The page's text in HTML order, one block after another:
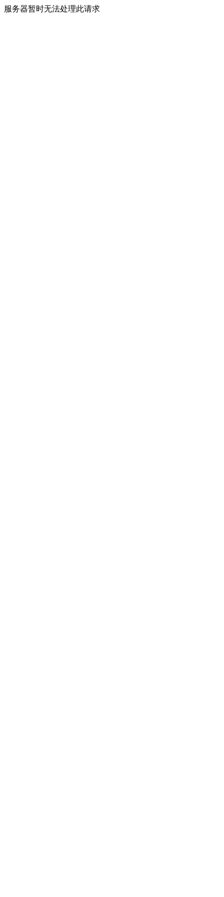
服务器暂时无法处理此请求